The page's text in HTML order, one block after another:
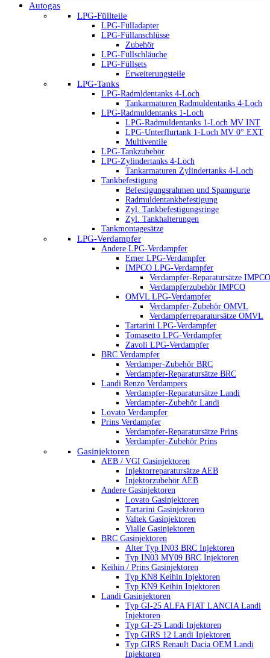
Autogas
LPG-Füllteile
LPG-Fülladapter
LPG-Füllanschlüsse
Zubehör
LPG-Füllschläuche
LPG-Füllsets
Erweiterungsteile
LPG-Tanks
LPG-Radmldentanks 4-Loch
Tankarmaturen Radmuldentanks 4-Loch
LPG-Radmuldentanks 1-Loch
LPG-Radmuldentanks 1-Loch MV INT
LPG-Unterflurtank 1-Loch MV 0° EXT
Multiventile
LPG-Tankzubehör
LPG-Zylindertanks 4-Loch
Tankarmaturen Zylindertanks 4-Loch
Tankbefestigung
Befestigungsrahmen und Spanngurte
Radmuldentankbefestigung
Zyl. Tankbefestigungsringe
Zyl. Tankhalterungen
Tankmontagesätze
LPG-Verdampfer
Andere LPG-Verdampfer
Emer LPG-Verdampfer
IMPCO LPG-Verdampfer
Verdampfer-Reparatursätze IMPCO
Verdampferzubehör IMPCO
OMVL LPG-Verdampfer
Verdampfer-Zubehör OMVL
Verdampferreparatursätze OMVL
Tartarini LPG-Verdampfer
Tomasetto LPG-Verdampfer
Zavoli LPG-Verdampfer
BRC Verdampfer
Verdamper-Zubehör BRC
Verdampfer-Reparatursätze BRC
Landi Renzo Verdampers
Verdampfer-Reparatursätze Landi
Verdampfer-Zubehör Landi
Lovato Verdampfer
Prins Verdampfer
Verdampfer-Reparatursätze Prins
Verdampfer-Zubehör Prins
Gasinjektoren
AEB / VGI Gasinjektoren
Injektorreparatursätze AEB
Injektorzubehör AEB
Andere Gasinjektoren
Lovato Gasinjektoren
Tartarini Gasinjektoren
Valtek Gasinjektoren
Vialle Gasinjektoren
BRC Gasinjektoren
Alter Typ IN03 BRC Injektoren
Typ IN03 MY09 BRC Injektoren
Keihin / Prins Gasinjektoren
Typ KN8 Keihin Injektoren
Typ KN9 Keihin Injektoren
Landi Gasinjektoren
Typ GI-25 ALFA FIAT LANCIA Landi
Injektoren
Typ GI-25 Landi Injektoren
Typ GIRS 12 Landi Injektoren
Typ GIRS Renault Dacia OEM Landi
Injektoren